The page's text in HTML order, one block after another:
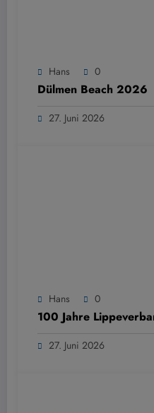
Hans 0
Dülmen Beach 2026
27. Juni 2026
Hans 0
100 Jahre
27. Juni 2026